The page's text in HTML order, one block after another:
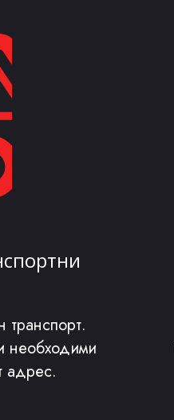
транспорт.
необходими
адрес.